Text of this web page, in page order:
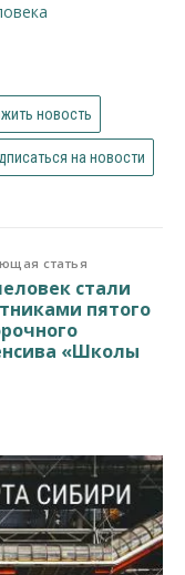
новость
на новости
статья
стали
пятого
«Школы